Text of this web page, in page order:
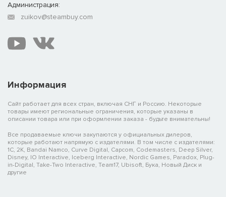
Информация
Сайт работает для всех стран, включая СНГ и Россию. Некоторые
товары имеют региональные ограничения, которые указаны в
описании товара или при оформлении заказа - будьте внимательны!
Все продаваемые ключи закупаются у официальных дилеров,
которые работают напрямую с издателями. В том числе с издателями:
1C, 2K, Bandai Namco, Curve Digital, Capcom, Codemasters, Deep Silver,
Disney, IO Interactive, Iceberg Interactive, Nordic Games, Paradox, Plug-
in-Digital, Take-Two Interactive, Team17, Ubisoft, Бука, Новый Диск и
другие
Администрация:
zuikov@steambuy.com